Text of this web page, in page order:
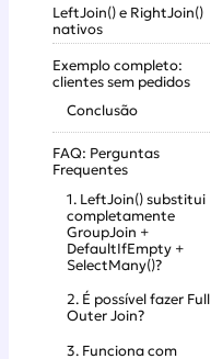
LeftJoin() e RightJoin()
nativos
Exemplo completo:
clientes sem pedidos
Conclusão
FAQ: Perguntas
Frequentes
1. LeftJoin() substitui
completamente
GroupJoin +
DefaultIfEmpty +
SelectMany()?
2. É possível fazer Full
Outer Join?
3. Funciona com